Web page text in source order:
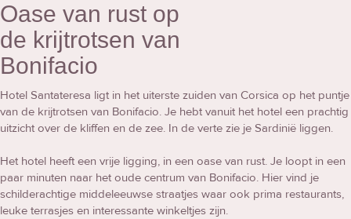
Oase van rust op
de krijtrotsen van
Bonifacio
Hotel Santateresa ligt in het uiterste zuiden van Corsica op het puntje
van de krijtrotsen van Bonifacio. Je hebt vanuit het hotel een prachtig
uitzicht over de kliffen en de zee. In de verte zie je Sardinië liggen.
Het hotel heeft een vrije ligging, in een oase van rust. Je loopt in een
paar minuten naar het oude centrum van Bonifacio. Hier vind je
schilderachtige middeleeuwse straatjes waar ook prima restaurants,
leuke terrasjes en interessante winkeltjes zijn.